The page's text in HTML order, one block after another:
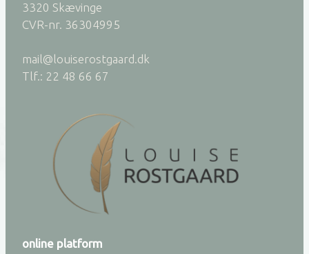
3320 Skævinge
CVR-nr. 36304995
mail@louiserostgaard.dk
Tlf.: 22 48 66 67
online platform